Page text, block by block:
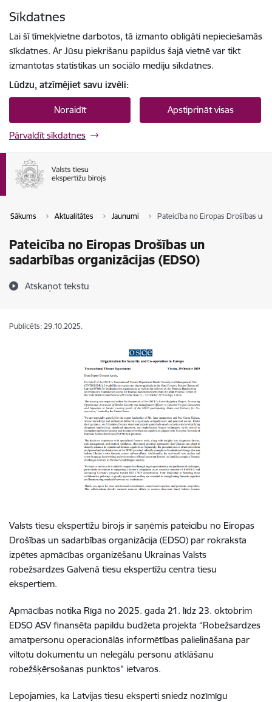
Sīkdatnes
Lai šī tīmekļvietne darbotos, tā izmanto obligāti nepieciešamās
sīkdatnes. Ar Jūsu piekrišanu papildus šajā vietnē var tikt
izmantotas statistikas un sociālo mediju sīkdatnes.
Lūdzu, atzīmējiet savu izvēli:
Noraidīt Apstiprināt visas
Pārvaldīt sīkdatnes
Sākums Aktualitātes Jaunumi Pateicība no Eiropas Drošības un
Pateicība no Eiropas Drošības un
sadarbības organizācijas (EDSO)
Atskaņot tekstu
Publicēts: 29.10.2025.
Valsts tiesu ekspertīžu birojs ir saņēmis pateicību no Eiropas
Drošības un sadarbības organizācija (EDSO) par rokraksta
izpētes apmācības organizēšanu Ukrainas Valsts
robežsardzes Galvenā tiesu ekspertīžu centra tiesu
ekspertiem.
Apmācības notika Rīgā no 2025. gada 21. līdz 23. oktobrim
EDSO ASV finansēta papildu budžeta projekta “Robežsardzes
amatpersonu operacionālās informētības palielināšana par
viltotu dokumentu un nelegālu personu atklāšanu
robežšķērsošanas punktos” ietvaros.
Lepojamies, ka Latvijas tiesu eksperti sniedz nozīmīgu